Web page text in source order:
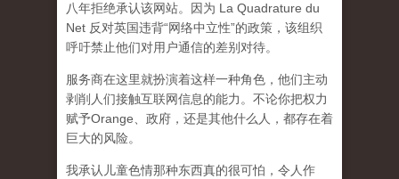
八年拒绝承认该网站。因为 La Quadrature du
Net 反对英国违背“网络中立性”的政策，该组织
呼吁禁止他们对用户通信的差别对待。
服务商在这里就扮演着这样一种角色，他们主动
剥削人们接触互联网信息的能力。不论你把权力
赋予Orange、政府，还是其他什么人，都存在着
巨大的风险。
我承认儿童色情那种东西真的很可怕，令人作